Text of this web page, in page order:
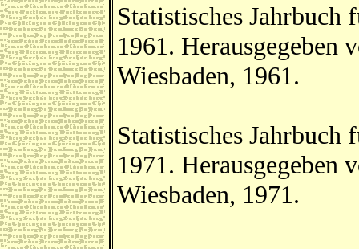
Statistisches
1961. Herausgegeben
Wiesbaden, 1961.
Statistisches
1971. Herausgegeben
Wiesbaden, 1971.